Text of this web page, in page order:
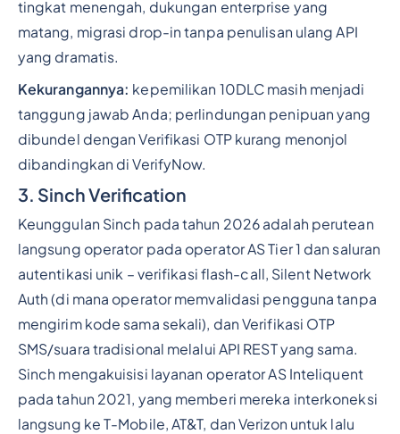
tingkat menengah, dukungan enterprise yang
matang, migrasi drop-in tanpa penulisan ulang API
yang dramatis.
Kekurangannya: kepemilikan 10DLC masih menjadi
tanggung jawab Anda; perlindungan penipuan yang
dibundel dengan Verifikasi OTP kurang menonjol
dibandingkan di VerifyNow.
3. Sinch Verification
Keunggulan Sinch pada tahun 2026 adalah perutean
langsung operator pada operator AS Tier 1 dan saluran
autentikasi unik – verifikasi flash-call, Silent Network
Auth (di mana operator memvalidasi pengguna tanpa
mengirim kode sama sekali), dan Verifikasi OTP
SMS/suara tradisional melalui API REST yang sama.
Sinch mengakuisisi layanan operator AS Inteliquent
pada tahun 2021, yang memberi mereka interkoneksi
langsung ke T-Mobile, AT&T, dan Verizon untuk lalu